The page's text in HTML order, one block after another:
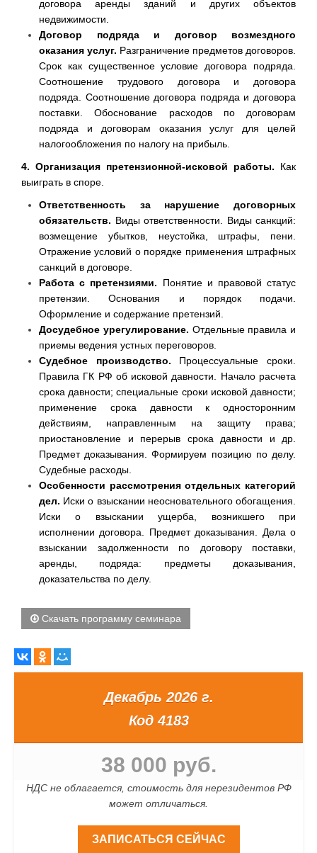
договора аренды зданий и других объектов
недвижимости.
Договор подряда и договор возмездного
оказания услуг. Разграничение предметов договоров.
Срок как существенное условие договора подряда.
Соотношение трудового договора и договора
подряда. Соотношение договора подряда и договора
поставки. Обоснование расходов по договорам
подряда и договорам оказания услуг для целей
налогообложения по налогу на прибыль.
4. Организация претензионной-исковой работы. Как
выиграть в споре.
Ответственность за нарушение договорных
обязательств. Виды ответственности. Виды санкций:
возмещение убытков, неустойка, штрафы, пени.
Отражение условий о порядке применения штрафных
санкций в договоре.
Работа с претензиями. Понятие и правовой статус
претензии. Основания и порядок подачи.
Оформление и содержание претензий.
Досудебное урегулирование. Отдельные правила и
приемы ведения устных переговоров.
Судебное производство. Процессуальные сроки.
Правила ГК РФ об исковой давности. Начало расчета
срока давности; специальные сроки исковой давности;
применение срока давности к односторонним
действиям, направленным на защиту права;
приостановление и перерыв срока давности и др.
Предмет доказывания. Формируем позицию по делу.
Судебные расходы.
Особенности рассмотрения отдельных категорий
дел. Иски о взыскании неосновательного обогащения.
Иски о взыскании ущерба, возникшего при
исполнении договора. Предмет доказывания. Дела о
взыскании задолженности по договору поставки,
аренды, подряда: предметы доказывания,
доказательства по делу.
Скачать программу семинара
Декабрь 2026 г.
Код 4183
38 000 руб.
НДС не облагается, стоимость для нерезидентов РФ
может отличаться.
ЗАПИСАТЬСЯ СЕЙЧАС